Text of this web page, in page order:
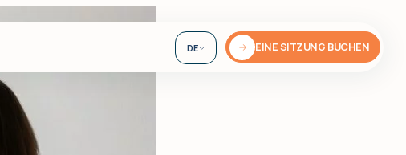
DE EINE SITZUNG BUCHEN